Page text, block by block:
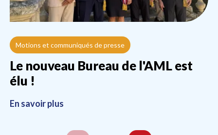
Motions et communiqués de presse
Le nouveau Bureau de l'AML est
élu !
En savoir plus